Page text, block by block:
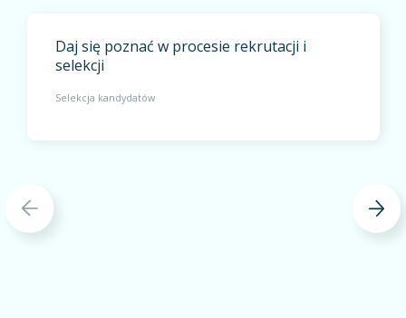
Daj się poznać w procesie rekrutacji i
selekcji
Selekcja kandydatów